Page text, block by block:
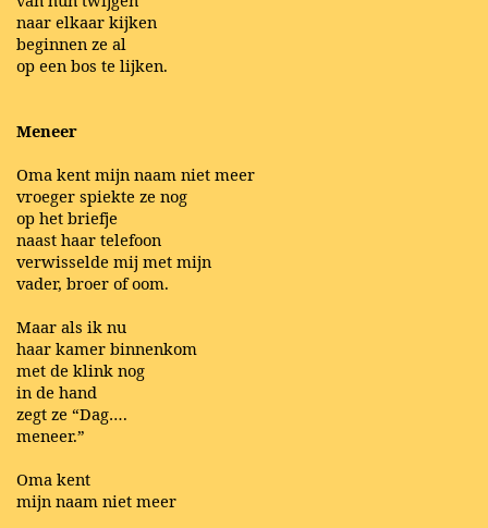
naar elkaar kijken
beginnen ze al
op een bos te lijken.
Meneer
Oma kent mijn naam niet meer
vroeger spiekte ze nog
op het briefje
naast haar telefoon
verwisselde mij met mijn
vader, broer of oom.
Maar als ik nu
haar kamer binnenkom
met de klink nog
in de hand
zegt ze “Dag….
meneer.”
Oma kent
mijn naam niet meer